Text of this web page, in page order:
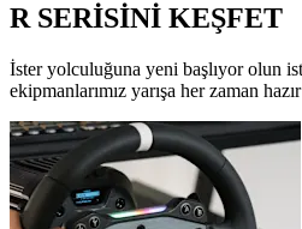
R SERİSİNİ KEŞFET
İster yolculuğuna yeni başlıyor olun
ekipmanlarımız yarışa her zaman